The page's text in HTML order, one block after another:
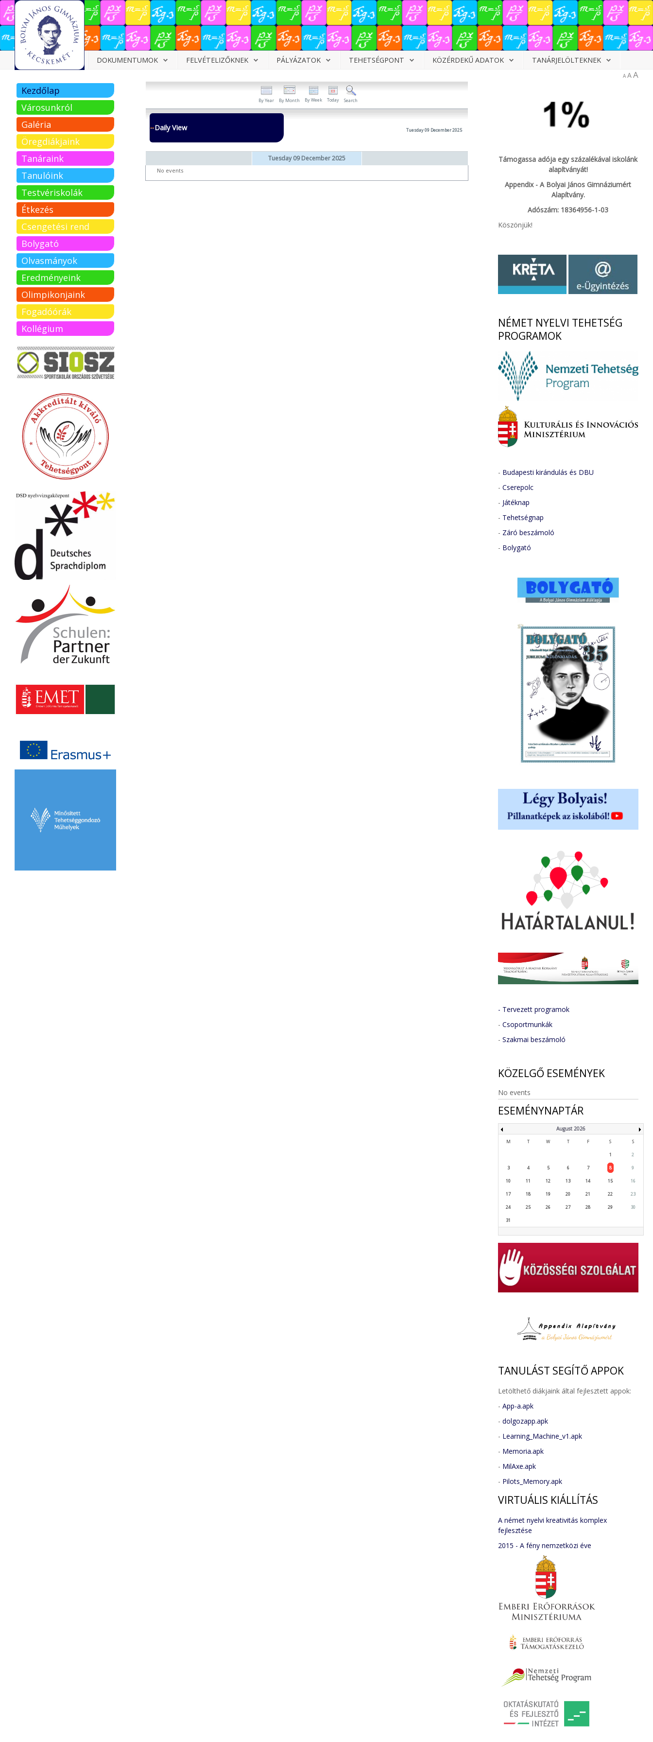
Dokumentumok
Felvételizőknek
Pályázatok
Tehetségpont
Közérdekű
adatok
Tanárjelölteknek
DOKUMENTUMOK FELVÉTELIZŐKNEK PÁLYÁZATOK TEHETSÉGPONT KÖZÉRDEKŰ ADATOK TANÁRJELÖLTEKNEK
A AA
By Year By Month By Week Today Search
Daily View Tuesday 09 December 2025
Tuesday 09 December 2025
No events
Kezdőlap
Városunkról
Galéria
Öregdiákjaink
Tanáraink
Tanulóink
Testvériskolák
Étkezés
Csengetési rend
Bolygató
Olvasmányok
Eredményeink
Olimpikonjaink
Fogadóórák
Kollégium
Támogassa adója egy százalékával iskolánk
alapítványát!
Appendix - A Bolyai János Gimnáziumért
Alapítvány.
Adószám: 18364956-1-03
Köszönjük!
NÉMET NYELVI TEHETSÉG
PROGRAMOK
- Budapesti kirándulás és DBU
- Cserepolc
- Játéknap
- Tehetségnap
- Záró beszámoló
- Bolygató
- Tervezett programok
- Csoportmunkák
- Szakmai beszámoló
KÖZELGŐ ESEMÉNYEK
No events
ESEMÉNYNAPTÁR
August 2026
M T W T F S S
1 2
3 4 5 6 7 8 9
10 11 12 13 14 15 16
17 18 19 20 21 22 23
24 25 26 27 28 29 30
31
TANULÁST SEGÍTŐ APPOK
Letölthető diákjaink által fejlesztett appok:
- App-a.apk
- dolgozapp.apk
- Learning_Machine_v1.apk
- Memoria.apk
- MilAxe.apk
- Pilots_Memory.apk
VIRTUÁLIS KIÁLLÍTÁS
A német nyelvi kreativitás komplex
fejlesztése
2015 - A fény nemzetközi éve